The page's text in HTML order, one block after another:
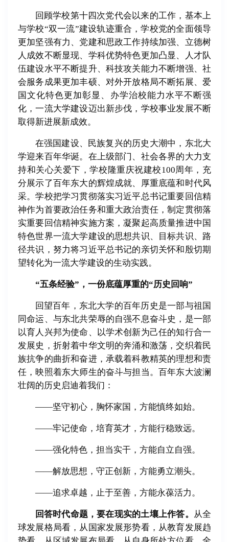
回顾学校第十四次党代会以来的工作，基本上
与学校“双一流”建设轨迹重合，学校党的全面领导
更加坚强有力、党建和思政工作持续加强、立德树
人成效不断显现、学科优势特色更加凸显、人才队
伍建设水平不断提升、科技攻关能力不断增强、社
会服务成果更加丰硕、对外开放格局不断拓展、爱
国文化特色更加彰显、办学治校能力水平不断强
化，一流大学建设迈出新步伐，学校事业发展不断
取得新进展新成效。
在强国建设、民族复兴的历史大潮中，东北大
学迎来百年华诞。在上级部门、社会各界的大力支
持和关心关爱下，学校隆重庆祝建校100周年，充
分展示了百年东大的辉煌成就、厚重底蕴和时代风
采。学校把学习贯彻落实习近平总书记重要回信精
神作为首要政治任务和重大政治责任，制定贯彻落
实重要回信精神实施方案，凝聚起高质量推进中国
特色世界一流大学建设的思想共识、目标共识、路
径共识，努力将习近平总书记的亲切关怀和殷切期
望转化为一流大学建设的生动实践。
“五条经验”，一份底蕴厚重的“历史回响”
回望百年，东北大学的百年历史是一部与祖国
同命运、与东北共荣辱的自强不息奋斗史，是一部
以育人兴邦为使命、以学术创新为己任的知行合一
发展史，折射着中华文明的奔涌和激荡，交织着民
族抗争的曲折和奋进，承载着科教精英的理想和责
任，映照着东大师生的奋斗与担当。百年东大波澜
壮阔的历史启迪着我们：
——坚守初心，胸怀家国，方能慎终如始。
——牢记使命，培育英才，方能行稳致远。
——强化特色，担当实干，方能自立自强。
——解放思想，守正创新，方能勇立潮头。
——追求卓越，止于至善，方能永葆活力。
回答时代命题，要在现实的土壤上作答。 从全
球发展格局看，从国家发展形势看，从教育发展趋